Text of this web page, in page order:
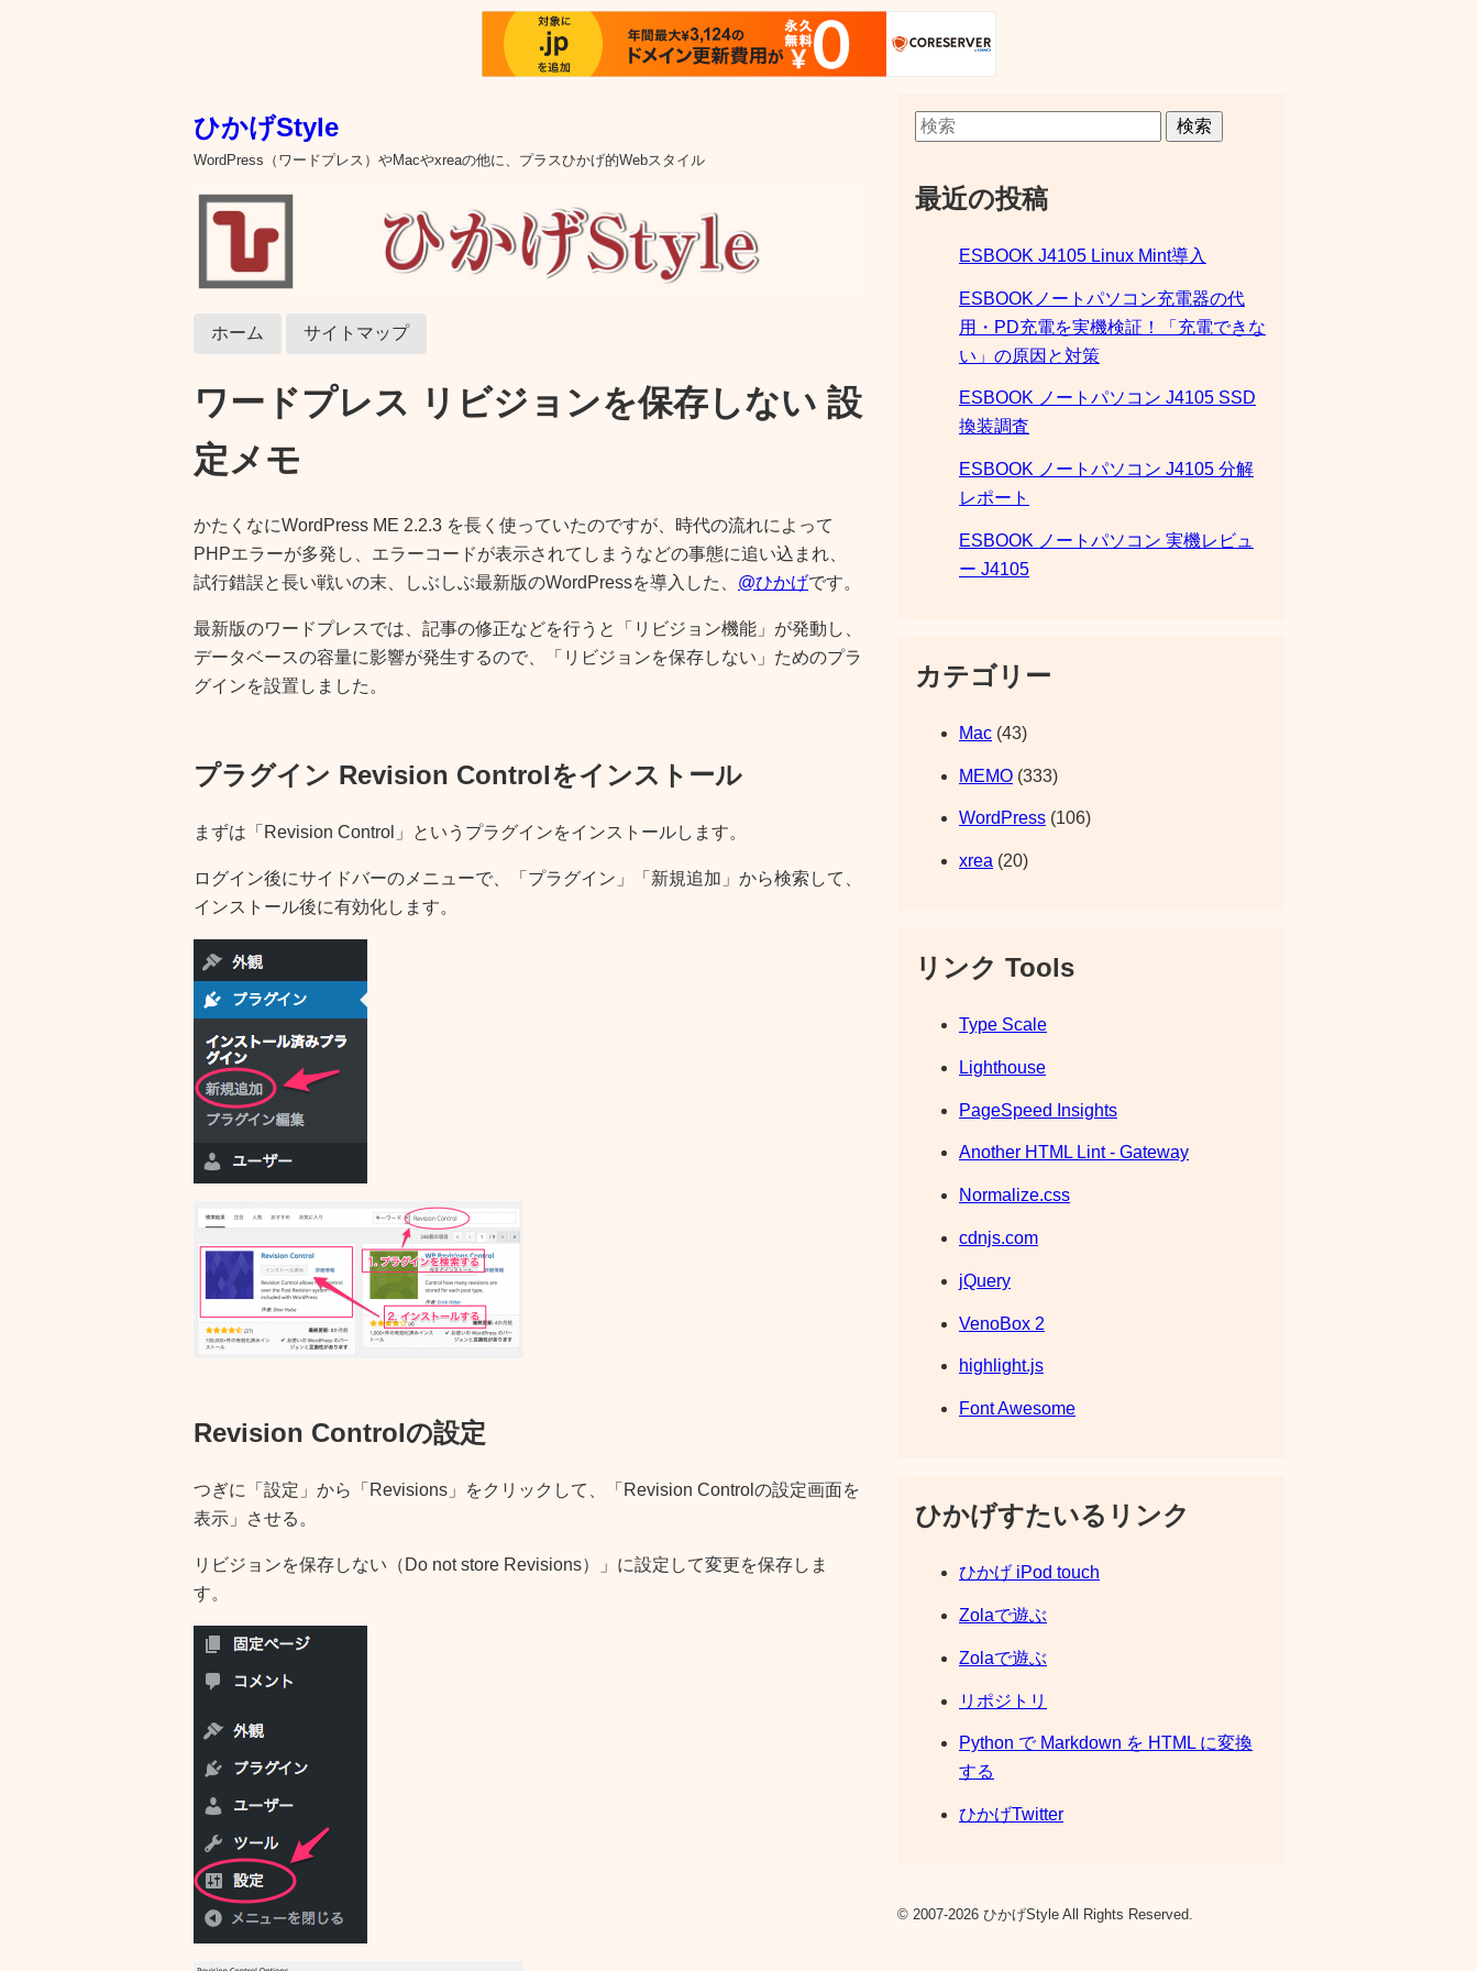
ひかげStyle
WordPress（ワードプレス）やMacやxreaの他に、プラスひかげ的Webスタイル
ホーム サイトマップ
ワードプレス リビジョンを保存しない 設
定メモ
かたくなにWordPress ME 2.2.3 を長く使っていたのですが、時代の流れによって
PHPエラーが多発し、エラーコードが表示されてしまうなどの事態に追い込まれ、
試行錯誤と長い戦いの末、しぶしぶ最新版のWordPressを導入した、 @ひかげです。
最新版のワードプレスでは、記事の修正などを行うと「リビジョン機能」が発動し、
データベースの容量に影響が発生するので、「リビジョンを保存しない」ためのプラ
グインを設置しました。
プラグイン Revision Controlをインストール
まずは「Revision Control」というプラグインをインストールします。
ログイン後にサイドバーのメニューで、「プラグイン」「新規追加」から検索して、
インストール後に有効化します。
Revision Controlの設定
つぎに「設定」から「Revisions」をクリックして、「Revision Controlの設定画面を
表示」させる。
リビジョンを保存しない（Do not store Revisions）」に設定して変更を保存しま
す。
検索
最近の投稿
ESBOOK J4105 Linux Mint導入
ESBOOKノートパソコン充電器の代
用・PD充電を実機検証！「充電できな
い」の原因と対策
ESBOOK ノートパソコン J4105 SSD
換装調査
ESBOOK ノートパソコン J4105 分解
レポート
ESBOOK ノートパソコン 実機レビュ
ー J4105
カテゴリー
Mac (43)
MEMO (333)
WordPress (106)
xrea (20)
リンク Tools
Type Scale
Lighthouse
PageSpeed Insights
Another HTML Lint - Gateway
Normalize.css
cdnjs.com
jQuery
VenoBox 2
highlight.js
Font Awesome
ひかげすたいるリンク
ひかげ iPod touch
Zolaで遊ぶ
Zolaで遊ぶ
リポジトリ
Python で Markdown を HTML に変換
する
ひかげTwitter
© 2007-2026 ひかげStyle All Rights Reserved.